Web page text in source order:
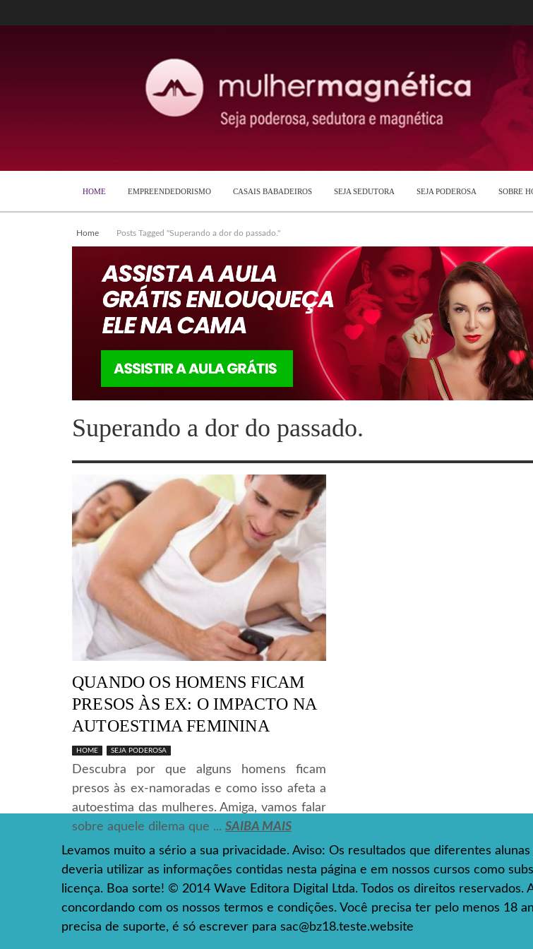
HOME EMPREENDEDORISMO CASAIS BABADEIROS SEJA SEDUTORA SEJA PODEROSA SOBRE
Home Posts Tagged "Superando a dor do passado."
Superando a dor do passado.
QUANDO OS HOMENS FICAM
PRESOS ÀS EX: O IMPACTO NA
AUTOESTIMA FEMININA
HOME SEJA PODEROSA
Descubra por que alguns homens ficam
presos às ex-namoradas e como isso afeta a
autoestima das mulheres. Amiga, vamos falar
sobre aquele dilema que ... SAIBA MAIS
Levamos muito a sério a sua privacidade. Aviso: Os resultados que diferentes
deveria utilizar as informações contidas nesta página e em nossos cursos como
licença. Boa sorte! © 2014 Wave Editora Digital Ltda. Todos os direitos
concordando com os nossos termos e condições. Você precisa ter pelo menos 18
precisa de suporte, é só escrever para sac@bz18.teste.website